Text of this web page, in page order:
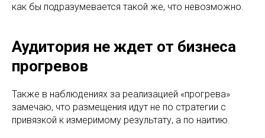
как бы подразумевается такой же, что невозможно.
Аудитория не ждет от бизнеса
прогревов
Также в наблюдениях за реализацией «прогрева»
замечаю, что размещения идут не по стратегии с
привязкой к измеримому результату, а по наитию.